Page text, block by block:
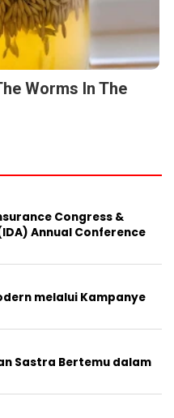
Worms In The
Congress &
Annual Conference
melalui Kampanye
Sastra Bertemu dalam